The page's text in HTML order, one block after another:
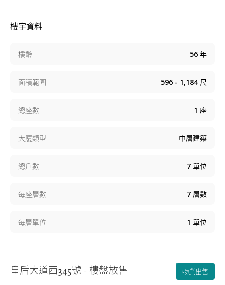
樓宇資料
樓齡 56 年
面積範圍 596 - 1,184 尺
總座數 1 座
大廈類型 中層建築
總戶數 7 單位
每座層數 7 層數
每層單位 1 單位
皇后大道西345號 - 樓盤放售 物業出售